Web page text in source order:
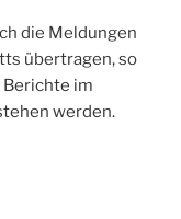
die Meldungen
übertragen, so
im
werden.